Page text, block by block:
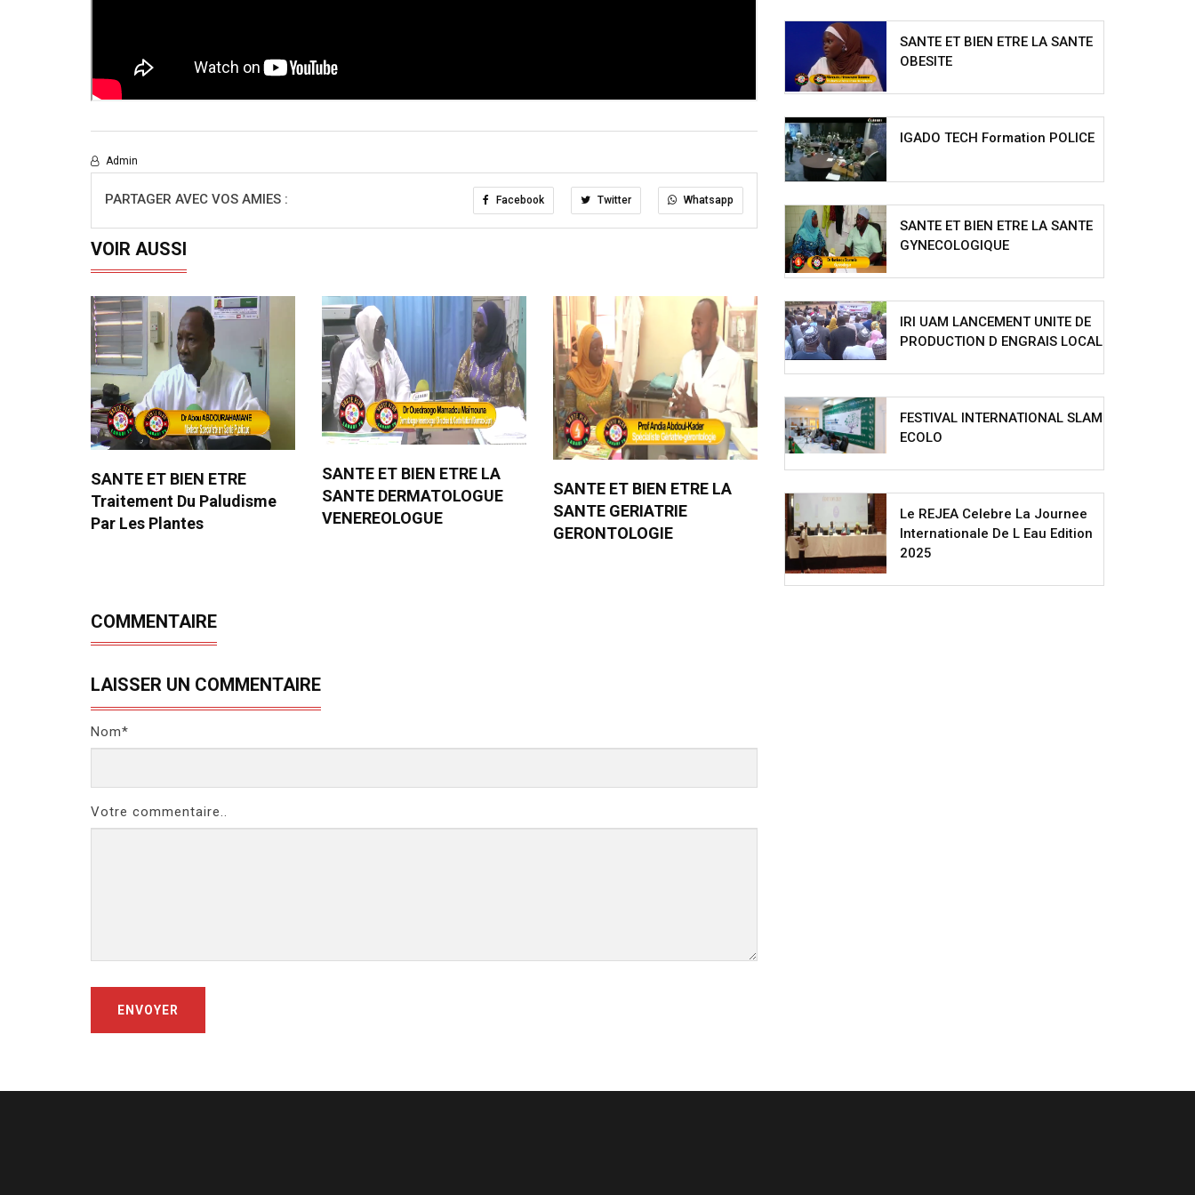
Admin
PARTAGER AVEC VOS AMIES : Facebook Twitter Whatsapp
VOIR AUSSI
SANTE ET BIEN ETRE
Traitement Du Paludisme
Par Les Plantes
SANTE ET BIEN ETRE LA
SANTE DERMATOLOGUE
VENEREOLOGUE
SANTE ET BIEN ETRE LA
SANTE GERIATRIE
GERONTOLOGIE
COMMENTAIRE
LAISSER UN COMMENTAIRE
Nom*
Votre commentaire..
ENVOYER
SANTE ET BIEN ETRE LA SANTE
OBESITE
IGADO TECH Formation POLICE
SANTE ET BIEN ETRE LA SANTE
GYNECOLOGIQUE
IRI UAM LANCEMENT UNITE DE
PRODUCTION D ENGRAIS LOCAL
FESTIVAL INTERNATIONAL SLAM
ECOLO
Le REJEA Celebre La Journee
Internationale De L Eau Edition
2025